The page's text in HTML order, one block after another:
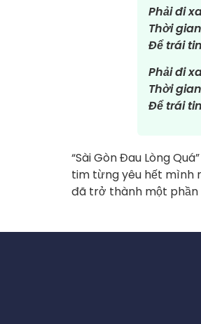
Phải đi
Thời
Để trái
Phải đi
Thời
Để trái
“Sài Gòn Đau Lòng
tim từng yêu hết mình
đã trở thành một phần